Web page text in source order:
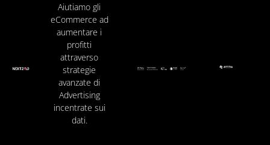
Aiutiamo gli
eCommerce ad
aumentare i
profitti
attraverso
strategie
avanzate di
Advertising
incentrate sui
dati.